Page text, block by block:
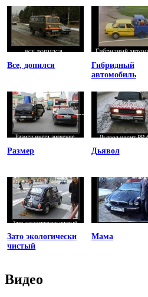
Все, допился
Гибридный
автомобиль
Размер Дьявол
Зато экологически
чистый
Мама
Видео